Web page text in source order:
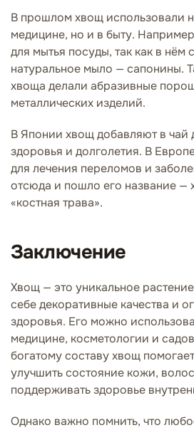
В прошлом хвощ использовали
медицине, но и в быту.
для мытья посуды, так как в нём
натуральное мыло — сапонины.
хвоща делали абразивные
металлических изделий.
В Японии хвощ добавляют в чай
здоровья и долголетия. В
для лечения переломов и
отсюда и пошло его название —
«костная трава».
Заключение
Хвощ — это уникальное
себе декоративные качества и
здоровья. Его можно
медицине, косметологии и
богатому составу хвощ
улучшить состояние кожи,
поддерживать здоровье
Однако важно помнить, что